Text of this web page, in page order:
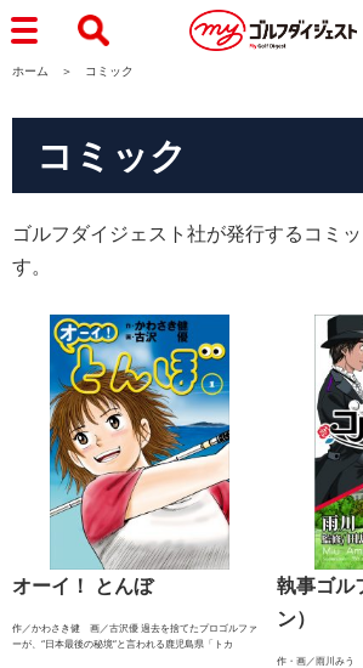
ホーム コミック
コミック
ゴルフダイジェスト社が発行するコミ
す。
オーイ！ とんぼ
作／かわさき健 画／古沢優 過去を捨てたプロゴルファ
ーが、“日本最後の秘境”と言われる鹿児島県「トカ
執事ゴル
ン）
作・画／雨川みう